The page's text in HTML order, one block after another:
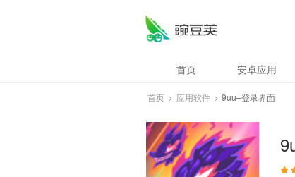
首页 安卓应用
首页 > 应用软件 > 9uu–登录界面